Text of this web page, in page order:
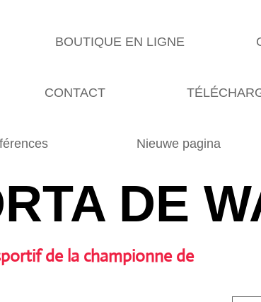
BOUTIQUE EN LIGNE
CONTACT
Nieuwe pagina
DE
de la championne de